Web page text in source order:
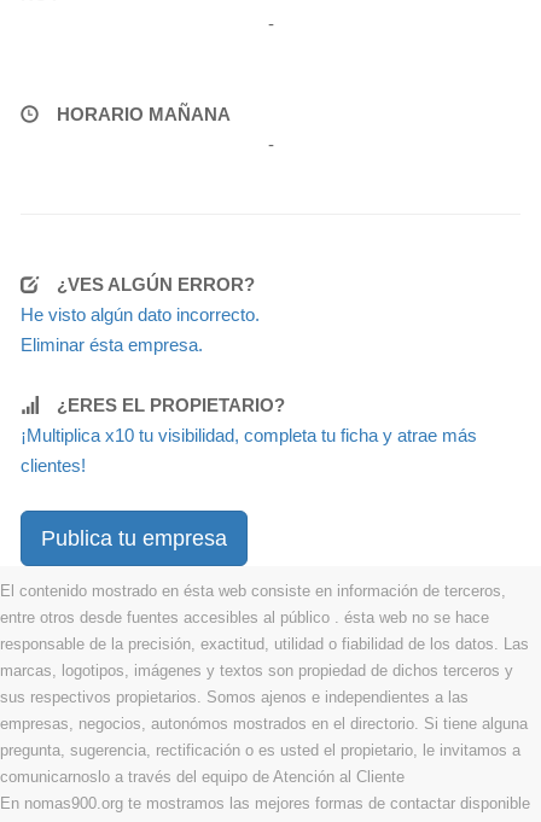
-
HORARIO MAÑANA
-
¿VES ALGÚN ERROR?
He visto algún dato incorrecto.
Eliminar ésta empresa.
¿ERES EL PROPIETARIO?
¡Multiplica x10 tu visibilidad, completa tu ficha y atrae más
clientes!
Publica tu empresa
El contenido mostrado en ésta web consiste en información de terceros,
entre otros desde fuentes accesibles al público . ésta web no se hace
responsable de la precisión, exactitud, utilidad o fiabilidad de los datos. Las
marcas, logotipos, imágenes y textos son propiedad de dichos terceros y
sus respectivos propietarios. Somos ajenos e independientes a las
empresas, negocios, autonómos mostrados en el directorio. Si tiene alguna
pregunta, sugerencia, rectificación o es usted el propietario, le invitamos a
comunicarnoslo a través del equipo de Atención al Cliente
En nomas900.org te mostramos las mejores formas de contactar disponible